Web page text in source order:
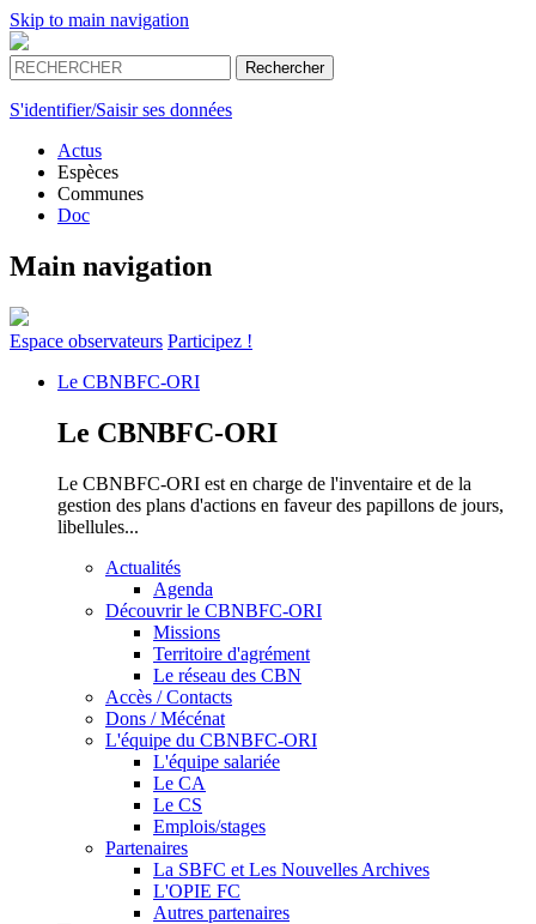
Skip to main navigation
S'identifier/Saisir ses données
Actus
Espèces
Communes
Doc
Main navigation
Espace observateurs Participez !
Le CBNBFC-ORI
Le CBNBFC-ORI
Le CBNBFC-ORI est en charge de l'inventaire et de la
gestion des plans d'actions en faveur des papillons de jours,
libellules...
Actualités
Agenda
Découvrir le CBNBFC-ORI
Missions
Territoire d'agrément
Le réseau des CBN
Accès / Contacts
Dons / Mécénat
L'équipe du CBNBFC-ORI
L'équipe salariée
Le CA
Le CS
Emplois/stages
Partenaires
La SBFC et Les Nouvelles Archives
L'OPIE FC
Autres partenaires